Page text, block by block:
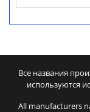
Все названия
используются
All manufacturers